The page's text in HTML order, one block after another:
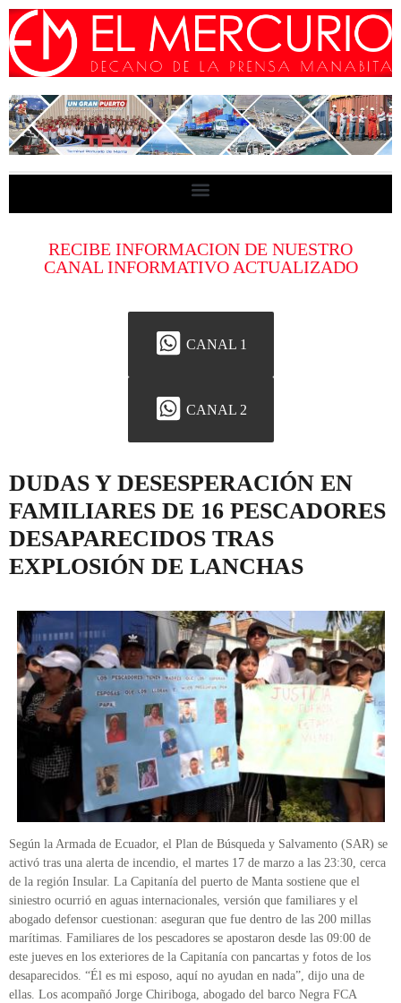
RECIBE INFORMACION DE NUESTRO
CANAL INFORMATIVO ACTUALIZADO
CANAL 1
CANAL 2
DUDAS Y DESESPERACIÓN EN
FAMILIARES DE 16 PESCADORES
DESAPARECIDOS TRAS
EXPLOSIÓN DE LANCHAS
Según la Armada de Ecuador, el Plan de Búsqueda y Salvamento (SAR) se
activó tras una alerta de incendio, el martes 17 de marzo a las 23:30, cerca
de la región Insular. La Capitanía del puerto de Manta sostiene que el
siniestro ocurrió en aguas internacionales, versión que familiares y el
abogado defensor cuestionan: aseguran que fue dentro de las 200 millas
marítimas. Familiares de los pescadores se apostaron desde las 09:00 de
este jueves en los exteriores de la Capitanía con pancartas y fotos de los
desaparecidos. “Él es mi esposo, aquí no ayudan en nada”, dijo una de
ellas. Los acompañó Jorge Chiriboga, abogado del barco Negra FCA